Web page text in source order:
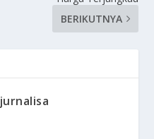
BERIKUTNYA
jurnalisa